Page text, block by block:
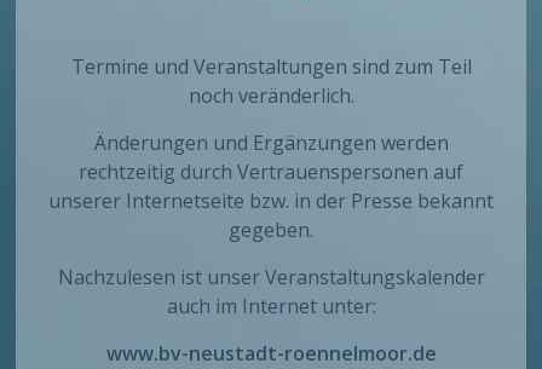
Termine und Veranstaltungen sind zum Teil
noch veränderlich.
Änderungen und Ergänzungen werden
rechtzeitig durch Vertrauenspersonen auf
unserer Internetseite bzw. in der Presse bekannt
gegeben.
Nachzulesen ist unser Veranstaltungskalender
auch im Internet unter:
www.bv-neustadt-roennelmoor.de